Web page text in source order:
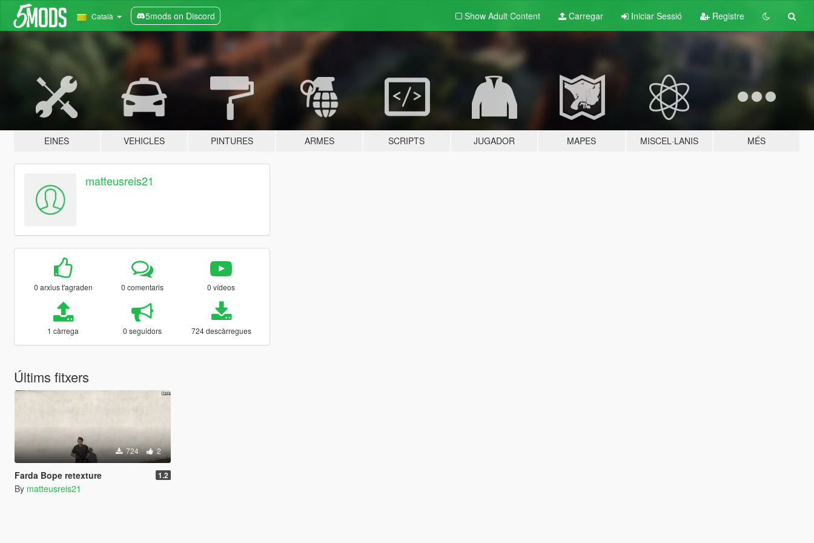
Català 5mods on Discord Show Adult Content Carregar Iniciar Sessió Registre
EINES VEHICLES PINTURES ARMES SCRIPTS JUGADOR MAPES MISCEL·LANIS MÉS
matteusreis21
0 arxius t'agraden 0 comentaris 0 vídeos
1 càrrega 0 seguidors 724 descàrregues
Últims fitxers
724 2
Farda Bope retexture 1.2
By matteusreis21